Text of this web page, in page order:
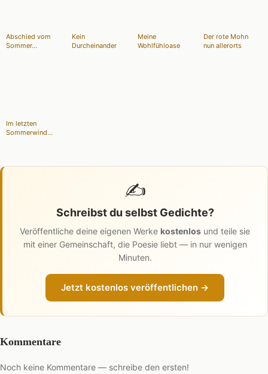
Abschied vom
Sommer...
Kein
Durcheinander
Meine
Wohlfühloase
Der rote Mohn
nun allerorts
Im letzten
Sommerwind...
✍️
Schreibst du selbst Gedichte?
Veröffentliche deine eigenen Werke kostenlos und teile sie
mit einer Gemeinschaft, die Poesie liebt — in nur wenigen
Minuten.
Jetzt kostenlos veröffentlichen →
Kommentare
Noch keine Kommentare — schreibe den ersten!